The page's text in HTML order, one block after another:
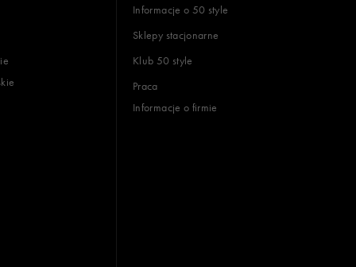
Informacje o 50 style
Sklepy stacjonarne
Klub 50 style
Praca
Informacje o firmie